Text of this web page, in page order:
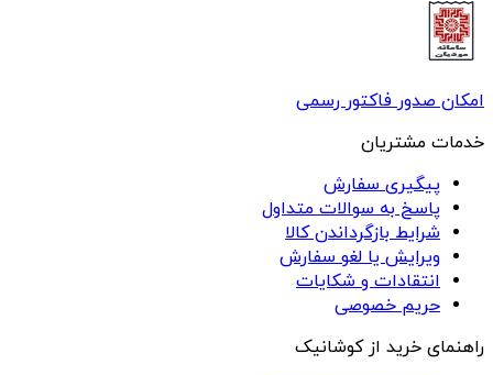
امکان صدور فاکتور رسمی
خدمات مشتریان
پیگیری سفارش
پاسخ به سوالات متداول
شرایط بازگرداندن کالا
ویرایش یا لغو سفارش
انتقادات و شکایات
حریم خصوصی
راهنمای خرید از کوشانیک